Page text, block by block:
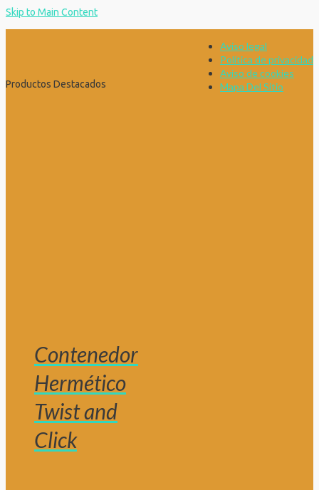
Skip to Main Content
Aviso legal
Política de privacidad
Aviso de cookies
Mapa Del Sitio
Productos Destacados
Contenedor
Hermético
Twist and
Click